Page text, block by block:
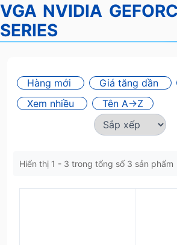
VGA NVIDIA
SERIES
Hàng mới Giá tăng dần
Xem nhiều
Tên A->Z
Hiển thị 1 - 3 trong tổng số 3 sản phẩm